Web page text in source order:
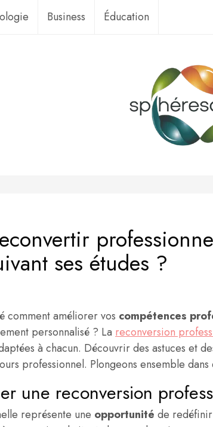
Business Éducation
ses études ?
comment améliorer vos compétences
personnalisé ? La reconversion
à chacun. Découvrir des astuces et
professionnel. Plongeons ensemble dans
une reconversion
représente une opportunité de